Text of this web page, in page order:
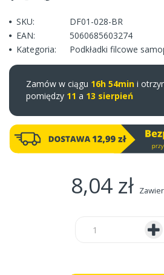
SKU:
DF01-028-BR
EAN:
5060685603274
Kategoria:
Podkładki filcowe
Zamów w ciągu 16h 54min i
pomiędzy 11 a 13 sierpień
8,04 zł